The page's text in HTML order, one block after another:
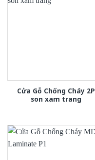
Cửa Gỗ Chống Cháy 2P
son xam trang